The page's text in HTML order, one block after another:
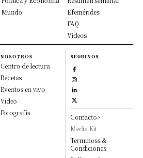
Mundo
Efemérides
FAQ
Videos
NOSOTROS
Centro de lectura
Recetas
Eventos en vivo
Video
Fotografía
SEGUINOS
Contacto>
Media Kit
Terminoss &
Condiciones